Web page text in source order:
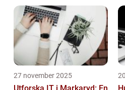
27 november 2025